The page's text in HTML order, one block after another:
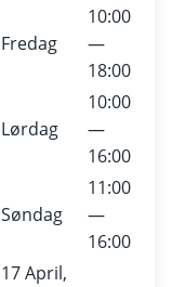
Fredag
10:00
—
18:00
Lørdag
10:00
—
16:00
Søndag
11:00
—
16:00
17 April,